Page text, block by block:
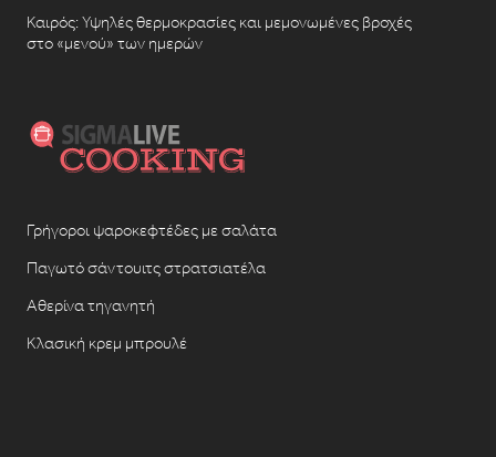
Καιρός: Υψηλές θερμοκρασίες και μεμονωμένες βροχές
στο «μενού» των ημερών
Γρήγοροι ψαροκεφτέδες με σαλάτα
Παγωτό σάντουιτς στρατσιατέλα
Αθερίνα τηγανητή
Κλασική κρεμ μπρουλέ